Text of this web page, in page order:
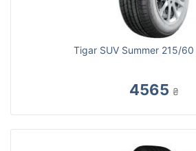
Tigar SUV Summer 215/60
4565 ₴